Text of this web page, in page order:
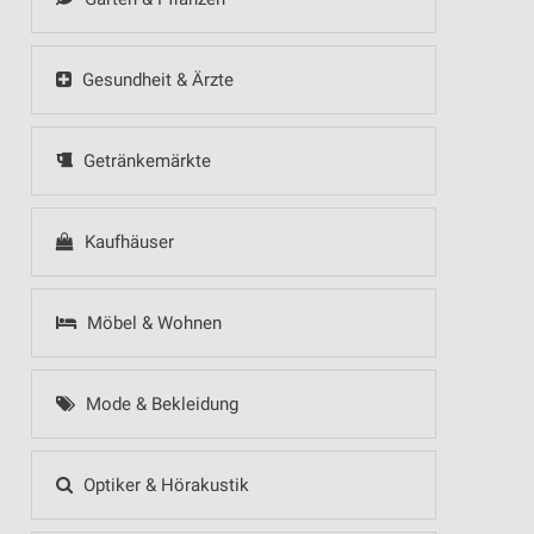
Gesundheit & Ärzte
Getränkemärkte
Kaufhäuser
Möbel & Wohnen
Mode & Bekleidung
Optiker & Hörakustik